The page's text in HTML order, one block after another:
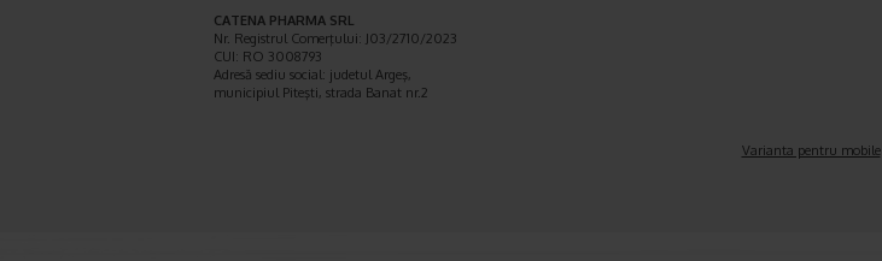
CATENA PHARMA SRL
Nr. Registrul Comerţului: J03/2710/2023
CUI: RO 3008793
Adresă sediu social: judetul Argeş,
municipiul Piteşti, strada Banat nr.2
Varianta pentru mobile